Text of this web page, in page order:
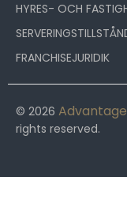
HYRES- OCH
FRANCHISEJURIDIK
© 2026 Advantage
rights reserved.